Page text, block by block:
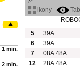
ikony
5
39A
6
39A
7
08A 48A
12
28A 48A
1 min.
2 min.